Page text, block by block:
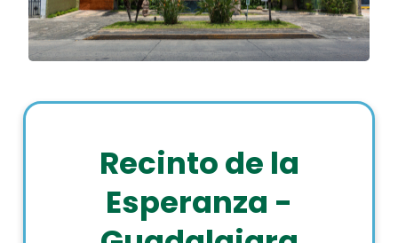
Recinto de la
Esperanza -